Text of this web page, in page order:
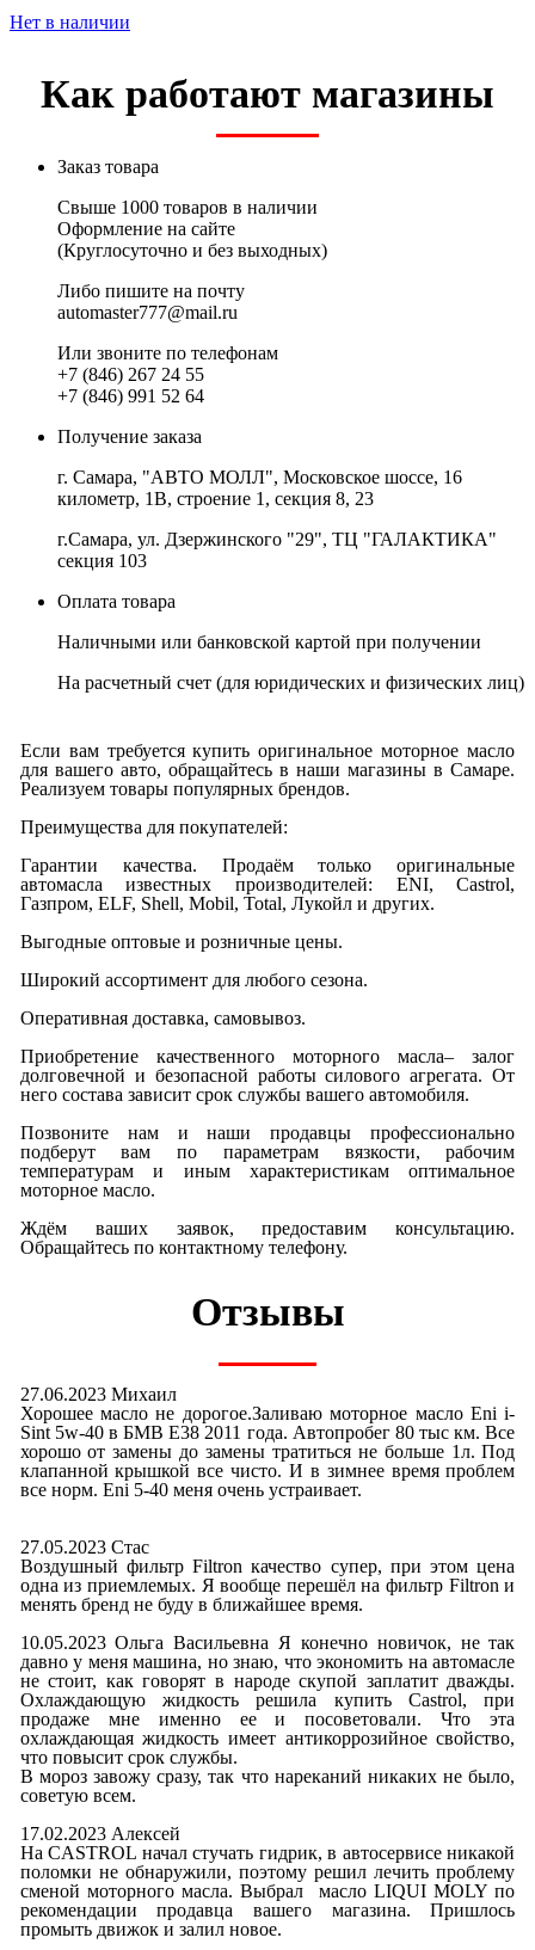
Нет в наличии
Как работают магазины
Заказ товара
Свыше 1000 товаров в наличии
Оформление на сайте
(Круглосуточно и без выходных)
Либо пишите на почту
automaster777@mail.ru
Или звоните по телефонам
+7 (846) 267 24 55
+7 (846) 991 52 64
Получение заказа
г. Самара, "АВТО МОЛЛ", Московское шоссе, 16
километр, 1В, строение 1, секция 8, 23
г.Самара, ул. Дзержинского "29", ТЦ "ГАЛАКТИКА"
секция 103
Оплата товара
Наличными или банковской картой при получении
На расчетный счет (для юридических и физических лиц)
Если вам требуется купить оригинальное моторное масло
для вашего авто, обращайтесь в наши магазины в Самаре.
Реализуем товары популярных брендов.
Преимущества для покупателей:
Гарантии качества. Продаём только оригинальные
автомасла известных производителей: ENI, Castrol,
Газпром, ELF, Shell, Mobil, Total, Лукойл и других.
Выгодные оптовые и розничные цены.
Широкий ассортимент для любого сезона.
Оперативная доставка, самовывоз.
Приобретение качественного моторного масла– залог
долговечной и безопасной работы силового агрегата. От
него состава зависит срок службы вашего автомобиля.
Позвоните нам и наши продавцы профессионально
подберут вам по параметрам вязкости, рабочим
температурам и иным характеристикам оптимальное
моторное масло.
Ждём ваших заявок, предоставим консультацию.
Обращайтесь по контактному телефону.
Отзывы
27.06.2023 Михаил
Хорошее масло не дорогое.Заливаю моторное масло Eni i-
Sint 5w-40 в БМВ E38 2011 года. Автопробег 80 тыс км. Все
хорошо от замены до замены тратиться не больше 1л. Под
клапанной крышкой все чисто. И в зимнее время проблем
все норм. Eni 5-40 меня очень устраивает.
27.05.2023 Стас
Воздушный фильтр Filtron качество супер, при этом цена
одна из приемлемых. Я вообще перешёл на фильтр Filtron и
менять бренд не буду в ближайшее время.
10.05.2023 Ольга Васильевна Я конечно новичок, не так
давно у меня машина, но знаю, что экономить на автомасле
не стоит, как говорят в народе скупой заплатит дважды.
Охлаждающую жидкость решила купить Castrol, при
продаже мне именно ее и посоветовали. Что эта
охлаждающая жидкость имеет антикоррозийное свойство,
что повысит срок службы.
В мороз завожу сразу, так что нареканий никаких не было,
советую всем.
17.02.2023 Алексей
На CASTROL начал стучать гидрик, в автосервисе никакой
поломки не обнаружили, поэтому решил лечить проблему
сменой моторного масла. Выбрал масло LIQUI MOLY по
рекомендации продавца вашего магазина. Пришлось
промыть движок и залил новое.